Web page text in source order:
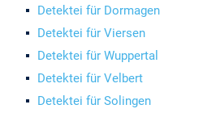
Detektei für Dormagen
Detektei für Viersen
Detektei für Wuppertal
Detektei für Velbert
Detektei für Solingen